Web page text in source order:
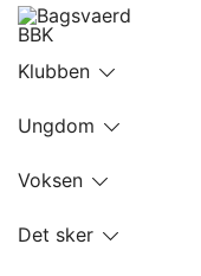
Skip
content
Bagsvaerd BBK
Klubben
Ungdom
Voksen
Det sker